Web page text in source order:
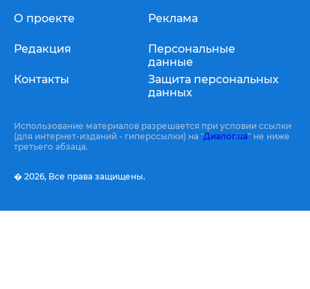
О проекте
Редакция
Контакты
Реклама
Персональные
данные
Защита персональных
данных
Использование материалов разрешается при условии ссылки
(для интернет-изданий - гиперссылки) на "Диалог.ua" не ниже
третьего абзаца.
� 2026, Все права защищены.